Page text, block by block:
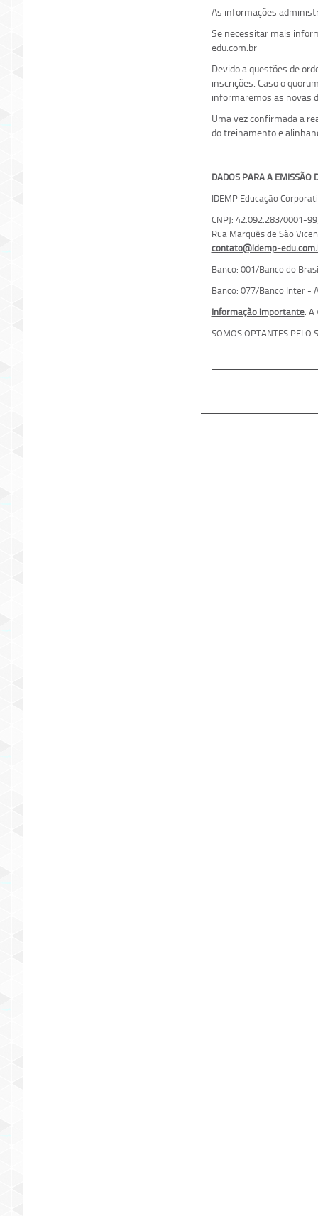
As informações
Se necessitar mais
edu.com.br
Devido a questões de
inscrições. Caso o
informaremos as novas
Uma vez confirmada a
do treinamento e
DADOS PARA A
IDEMP Educação
CNPJ: 42.092.283/0001-
Rua Marquês de São
contato@idemp-
Banco: 001/Banco do
Banco: 077/Banco Inter -
Informação importante: A
SOMOS OPTANTES PELO